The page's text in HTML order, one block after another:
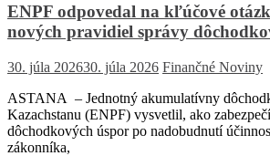
ENPF odpovedal na kľúčové
nových pravidiel správy
30. júla 202630. júla 2026 Finančné Noviny
ASTANA – Jednotný akumulatívny
Kazachstanu (ENPF) vysvetlil, ako
dôchodkových úspor po nadobudnutí
zákonníka,